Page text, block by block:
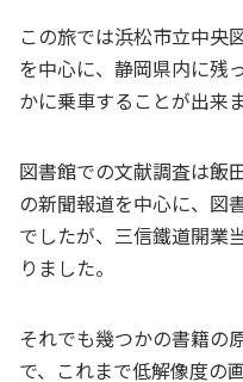
この旅では浜松市立中央
を中心に、静岡県内に残
かに乗車することが出来
図書館での文献調査は飯
の新聞報道を中心に、図
でしたが、三信鐵道開業
りました。
それでも幾つかの書籍の
で、これまで低解像度の